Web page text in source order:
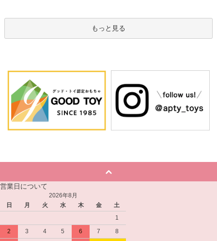
もっと見る
営業日について
2026年8月
日
月 火 水 木 金
土
1
2
3 4 5 6 7
8